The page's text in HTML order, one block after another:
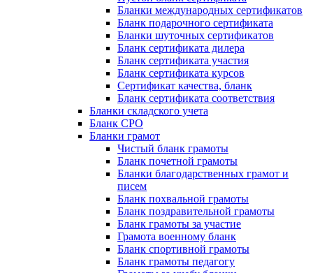
Бланки международных сертификатов
Бланк подарочного сертификата
Бланки шуточных сертификатов
Бланк сертификата дилера
Бланк сертификата участия
Бланк сертификата курсов
Сертификат качества, бланк
Бланк сертификата соответствия
Бланки складского учета
Бланк СРО
Бланки грамот
Чистый бланк грамоты
Бланк почетной грамоты
Бланки благодарственных грамот и
писем
Бланк похвальной грамоты
Бланк поздравительной грамоты
Бланк грамоты за участие
Грамота военному бланк
Бланк спортивной грамоты
Бланк грамоты педагогу